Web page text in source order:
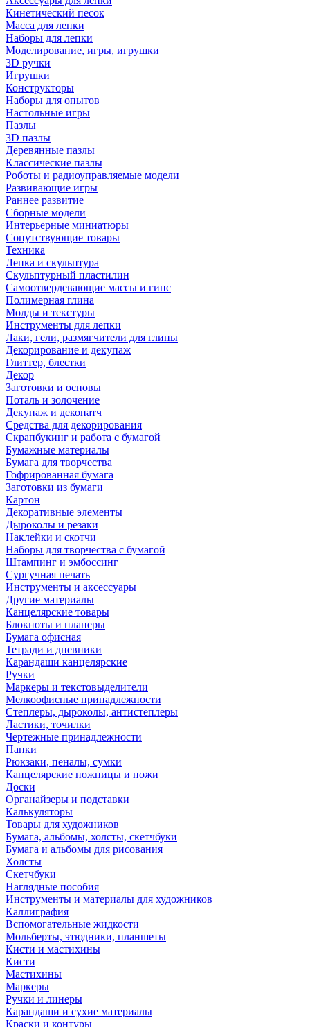
Кинетический песок
Масса для лепки
Наборы для лепки
Моделирование, игры, игрушки
3D ручки
Игрушки
Конструкторы
Наборы для опытов
Настольные игры
Пазлы
3D пазлы
Деревянные пазлы
Классические пазлы
Роботы и радиоуправляемые модели
Развивающие игры
Раннее развитие
Сборные модели
Интерьерные миниатюры
Сопутствующие товары
Техника
Лепка и скульптура
Скульптурный пластилин
Самоотвердевающие массы и гипс
Полимерная глина
Молды и текстуры
Инструменты для лепки
Лаки, гели, размягчители для глины
Декорирование и декупаж
Глиттер, блестки
Декор
Заготовки и основы
Поталь и золочение
Декупаж и декопатч
Средства для декорирования
Скрапбукинг и работа с бумагой
Бумажные материалы
Бумага для творчества
Гофрированная бумага
Заготовки из бумаги
Картон
Декоративные элементы
Дыроколы и резаки
Наклейки и скотчи
Наборы для творчества с бумагой
Штампинг и эмбоссинг
Сургучная печать
Инструменты и аксессуары
Другие материалы
Канцелярские товары
Блокноты и планеры
Бумага офисная
Тетради и дневники
Карандаши канцелярские
Ручки
Маркеры и текстовыделители
Мелкоофисные принадлежности
Степлеры, дыроколы, антистеплеры
Ластики, точилки
Чертежные принадлежности
Папки
Рюкзаки, пеналы, сумки
Канцелярские ножницы и ножи
Доски
Органайзеры и подставки
Калькуляторы
Товары для художников
Бумага, альбомы, холсты, скетчбуки
Бумага и альбомы для рисования
Холсты
Скетчбуки
Наглядные пособия
Инструменты и материалы для художников
Каллиграфия
Вспомогательные жидкости
Мольберты, этюдники, планшеты
Кисти и мастихины
Кисти
Мастихины
Маркеры
Ручки и линеры
Карандаши и сухие материалы
Краски и контуры